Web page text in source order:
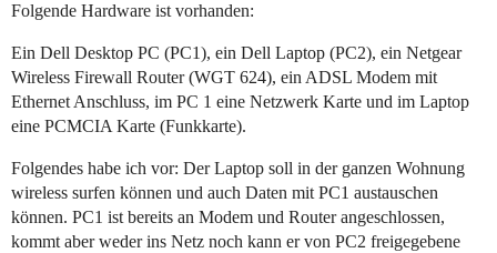
Folgende Hardware ist vorhanden:
Ein Dell Desktop PC (PC1), ein Dell Laptop (PC2), ein Netgear
Wireless Firewall Router (WGT 624), ein ADSL Modem mit
Ethernet Anschluss, im PC 1 eine Netzwerk Karte und im Laptop
eine PCMCIA Karte (Funkkarte).
Folgendes habe ich vor: Der Laptop soll in der ganzen Wohnung
wireless surfen können und auch Daten mit PC1 austauschen
können. PC1 ist bereits an Modem und Router angeschlossen,
kommt aber weder ins Netz noch kann er von PC2 freigegebene